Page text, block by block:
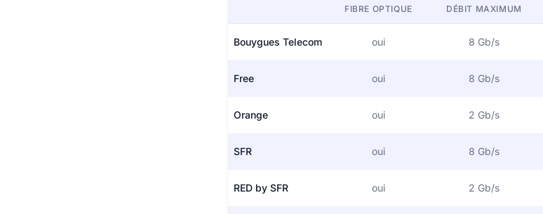
FIBRE OPTIQUE DÉBIT MAXIMUM
Bouygues Telecom oui 8 Gb/s
Free oui 8 Gb/s
Orange oui 2 Gb/s
SFR oui 8 Gb/s
RED by SFR oui 2 Gb/s